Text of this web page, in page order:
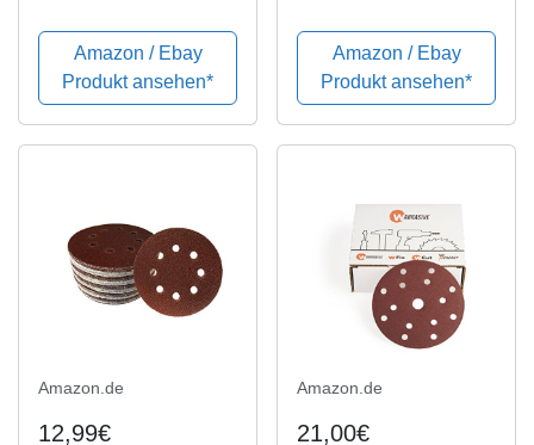
Exzenter-Schleifer 8
Loch
Amazon / Ebay
Produkt ansehen*
und Farbe (50 Stück, Ø
125 mm, Körnung 40,
C470)
Amazon / Ebay
Produkt ansehen*
Amazon.de
12,99€
Amazon.de
21,00€